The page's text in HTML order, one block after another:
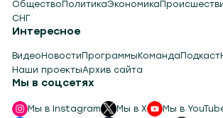
ОбществоПолитикаЭкономика
СНГ
Интересное
ВидеоНовостиПрограммыКомандаПодкаст
Наши проектыАрхив сайта
Мы в соцсетях
Мы в Instagram Мы в X
Мы в